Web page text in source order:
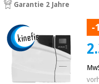
Angebote
Traditionelle
medizin
Klinische
Nachricht
Medizinische
Traditionelle
Garantie 2 Jahre
-